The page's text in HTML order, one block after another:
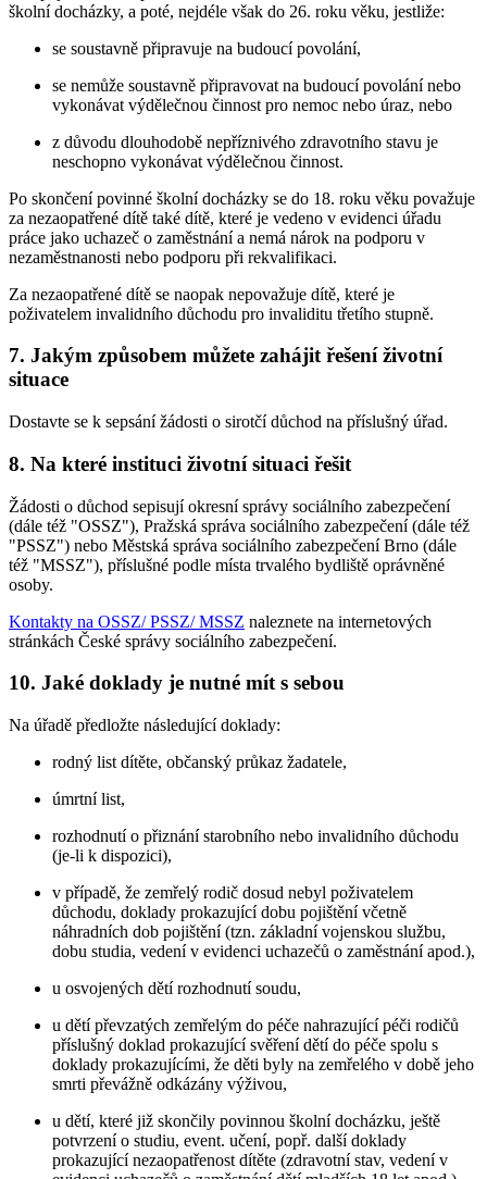
školní docházky, a poté, nejdéle však do 26. roku věku, jestliže:
se soustavně připravuje na budoucí povolání,
se nemůže soustavně připravovat na budoucí povolání nebo
vykonávat výdělečnou činnost pro nemoc nebo úraz, nebo
z důvodu dlouhodobě nepříznivého zdravotního stavu je
neschopno vykonávat výdělečnou činnost.
Po skončení povinné školní docházky se do 18. roku věku považuje
za nezaopatřené dítě také dítě, které je vedeno v evidenci úřadu
práce jako uchazeč o zaměstnání a nemá nárok na podporu v
nezaměstnanosti nebo podporu při rekvalifikaci.
Za nezaopatřené dítě se naopak nepovažuje dítě, které je
poživatelem invalidního důchodu pro invaliditu třetího stupně.
7. Jakým způsobem můžete zahájit řešení životní
situace
Dostavte se k sepsání žádosti o sirotčí důchod na příslušný úřad.
8. Na které instituci životní situaci řešit
Žádosti o důchod sepisují okresní správy sociálního zabezpečení
(dále též "OSSZ"), Pražská správa sociálního zabezpečení (dále též
"PSSZ") nebo Městská správa sociálního zabezpečení Brno (dále
též "MSSZ"), příslušné podle místa trvalého bydliště oprávněné
osoby.
Kontakty na OSSZ/ PSSZ/ MSSZ naleznete na internetových
stránkách České správy sociálního zabezpečení.
10. Jaké doklady je nutné mít s sebou
Na úřadě předložte následující doklady:
rodný list dítěte, občanský průkaz žadatele,
úmrtní list,
rozhodnutí o přiznání starobního nebo invalidního důchodu
(je-li k dispozici),
v případě, že zemřelý rodič dosud nebyl poživatelem
důchodu, doklady prokazující dobu pojištění včetně
náhradních dob pojištění (tzn. základní vojenskou službu,
dobu studia, vedení v evidenci uchazečů o zaměstnání apod.),
u osvojených dětí rozhodnutí soudu,
u dětí převzatých zemřelým do péče nahrazující péči rodičů
příslušný doklad prokazující svěření dětí do péče spolu s
doklady prokazujícími, že děti byly na zemřelého v době jeho
smrti převážně odkázány výživou,
u dětí, které již skončily povinnou školní docházku, ještě
potvrzení o studiu, event. učení, popř. další doklady
prokazující nezaopatřenost dítěte (zdravotní stav, vedení v